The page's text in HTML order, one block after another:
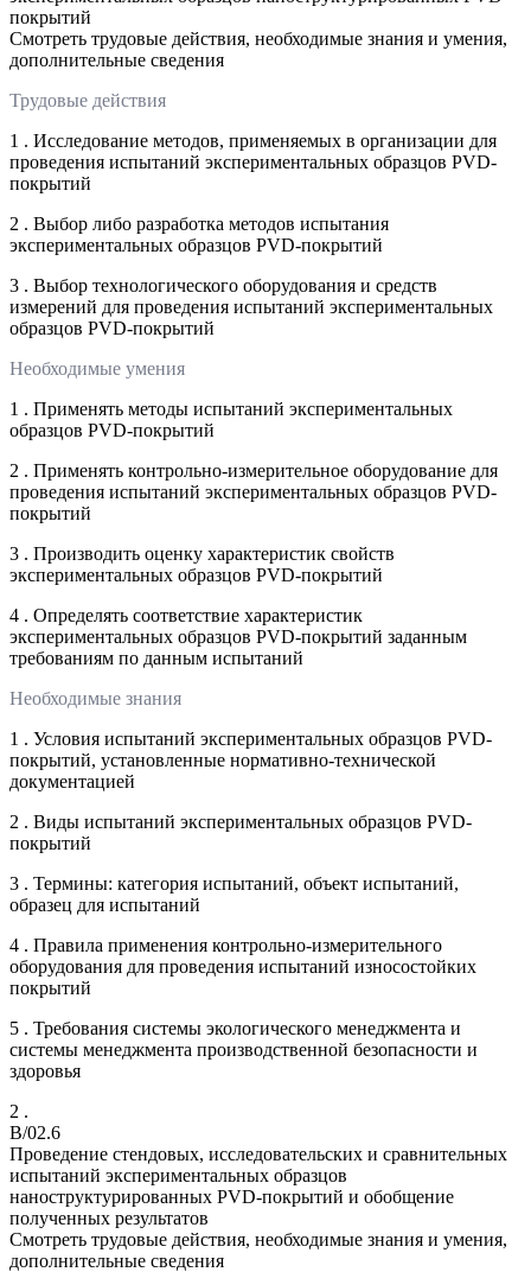
покрытий
Смотреть трудовые действия, необходимые знания и умения,
дополнительные сведения
Трудовые действия
1 . Исследование методов, применяемых в организации для
проведения испытаний экспериментальных образцов PVD-
покрытий
2 . Выбор либо разработка методов испытания
экспериментальных образцов PVD-покрытий
3 . Выбор технологического оборудования и средств
измерений для проведения испытаний экспериментальных
образцов PVD-покрытий
Необходимые умения
1 . Применять методы испытаний экспериментальных
образцов PVD-покрытий
2 . Применять контрольно-измерительное оборудование для
проведения испытаний экспериментальных образцов PVD-
покрытий
3 . Производить оценку характеристик свойств
экспериментальных образцов PVD-покрытий
4 . Определять соответствие характеристик
экспериментальных образцов PVD-покрытий заданным
требованиям по данным испытаний
Необходимые знания
1 . Условия испытаний экспериментальных образцов PVD-
покрытий, установленные нормативно-технической
документацией
2 . Виды испытаний экспериментальных образцов PVD-
покрытий
3 . Термины: категория испытаний, объект испытаний,
образец для испытаний
4 . Правила применения контрольно-измерительного
оборудования для проведения испытаний износостойких
покрытий
5 . Требования системы экологического менеджмента и
системы менеджмента производственной безопасности и
здоровья
2 .
B/02.6
Проведение стендовых, исследовательских и сравнительных
испытаний экспериментальных образцов
наноструктурированных PVD-покрытий и обобщение
полученных результатов
Смотреть трудовые действия, необходимые знания и умения,
дополнительные сведения